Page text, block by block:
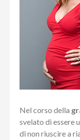
Nel corso della
svelato di essere
di non riuscire a